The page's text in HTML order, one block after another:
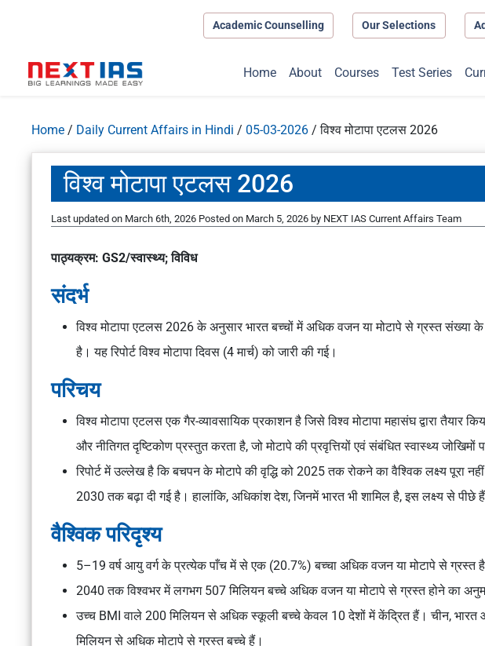
Academic Counselling Our Selections
Home About Courses Test Series
Home / Daily Current Affairs in Hindi / 05-03-2026 /विश्व मोटापा एटलस 2026
विश्व मोटापा एटलस 2026
Last updated on March 6th, 2026 Posted on March 5, 2026 by NEXT IAS Current Affairs Team
पाठ्यक्रम: GS2/स्वास्थ्य; विविध
संदर्भ
विश्व मोटापा एटलस 2026के अनुसार भारत बच्चों में अधिक वजन या मोटापे से ग्रस्त संख्या
है। यह रिपोर्टविश्व मोटापा दिवस (4 मार्च) को जारी की गई।
परिचय
विश्व मोटापा एटलसएक गैर-व्यावसायिक प्रकाशन है जिसेविश्व मोटापा महासंघद्वारा तैयार
और नीतिगत दृष्टिकोण प्रस्तुत करता है, जो मोटापे की प्रवृत्तियों एवं संबंधित स्वास्थ्य
रिपोर्ट में उल्लेख है कि बचपन के मोटापे की वृद्धि को 2025 तक रोकने का वैश्विक लक्ष्य पूरा
2030 तक बढ़ा दी गई है। हालांकि, अधिकांश देश, जिनमें भारत भी शामिल है, इस लक्ष्य से पीछे
वैश्विक परिदृश्य
5–19 वर्ष आयु वर्ग के प्रत्येक पाँच में से एक (20.7%) बच्चा अधिक वजन या मोटापे से ग्रस्त
2040 तक विश्वभर में लगभग 507 मिलियन बच्चे अधिक वजन या मोटापे से ग्रस्त होने का
उच्च BMI वाले 200 मिलियन से अधिक स्कूली बच्चे केवल 10 देशों में केंद्रित हैं। चीन, भारत
मिलियन से अधिक मोटापे से ग्रस्त बच्चे हैं।